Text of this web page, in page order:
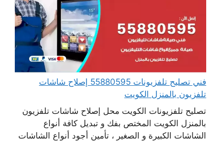
فني تصليح تلفزيونات 55880595 إصلاح شاشات
تلفزيون بالمنزل الكويت
تصليح تلفزيونات الكويت محل إصلاح شاشات تلفزيون
بالمنزل الكويت المختص بفك و تبديل كافة أنواع
الشاشات الكبيرة و الصغير ، تأمين أجود أنواع الشاشات